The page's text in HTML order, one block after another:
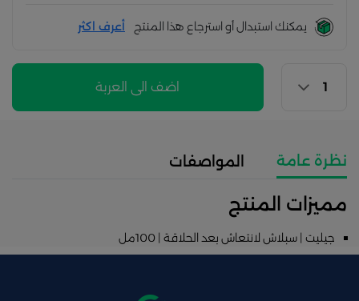
يمكنك استبدال أو استرجاع هذا المنتج أعرف اكثر
اضف الى العربة
نظرة عامة المواصفات
مميزات المنتج
جيليت | سبلاش لانتعاش بعد الحلاقة | 100مل